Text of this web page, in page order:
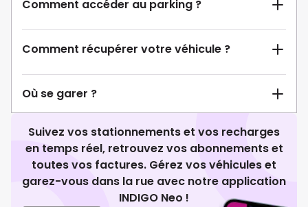
Comment accéder au parking ?
Comment récupérer votre véhicule ?
Où se garer ?
Suivez vos stationnements et vos recharges
en temps réel, retrouvez vos abonnements et
toutes vos factures. Gérez vos véhicules et
garez-vous dans la rue avec notre application
INDIGO Neo !